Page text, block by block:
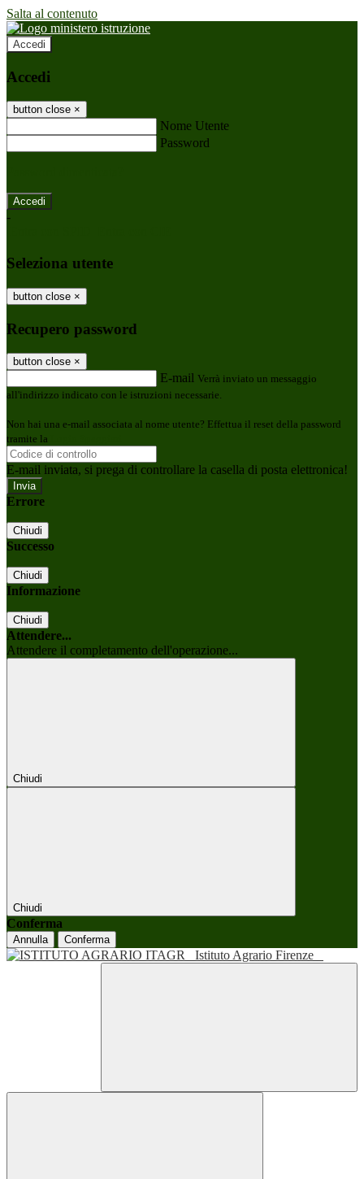
Salta al contenuto
Accedi
Accedi
button close ×
Nome Utente
Password
-
Seleziona utente
button close ×
Recupero password
button close ×
E-mail Verrà inviato un messaggio
all'indirizzo indicato con le istruzioni necessarie.
Non hai una e-mail associata al nome utente? Effettua il reset della password
tramite la
E-mail inviata, si prega di controllare la casella di posta elettronica!
Errore
Chiudi
Successo
Chiudi
Informazione
Chiudi
Attendere...
Attendere il completamento dell'operazione...
Chiudi
Chiudi
Conferma
Annulla Conferma
Istituto Agrario Firenze